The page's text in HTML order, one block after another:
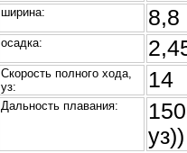
ширина: 8,8
осадка:
Скорость полного хода,
уз:
14
Дальность плавания:
уз))